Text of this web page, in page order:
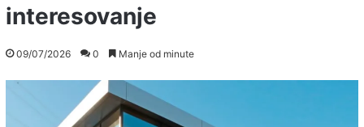
interesovanje
09/07/2026 0 Manje od minute